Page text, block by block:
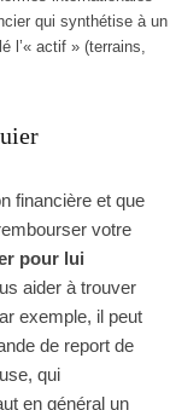
qui synthétise à un
l’« actif » (terrains,
financière et que
votre
pour lui
aider à trouver
exemple, il peut
de report de
qui
en général un